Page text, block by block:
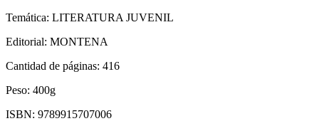
Temática: LITERATURA JUVENIL
Editorial: MONTENA
Cantidad de páginas: 416
Peso: 400g
ISBN: 9789915707006